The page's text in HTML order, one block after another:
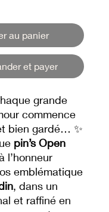
au panier
et payer
grande
commence
bien gardé… ✨
pin’s Open
l’honneur
emblématique
, dans un
et raffiné en